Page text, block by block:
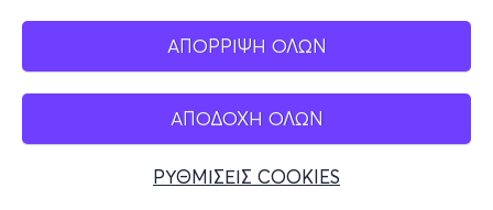
ΑΠΟΡΡΙΨΗ ΟΛΩΝ
ΑΠΟΔΟΧΗ ΟΛΩΝ
ΡΥΘΜΙΣΕΙΣ COOKIES